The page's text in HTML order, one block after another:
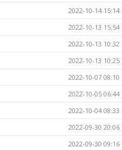
2022-10-14 15:14
2022-10-13 15:54
2022-10-13 10:32
2022-10-13 10:25
2022-10-07 08:10
2022-10-05 06:44
2022-10-04 08:33
2022-09-30 20:06
2022-09-30 09:16